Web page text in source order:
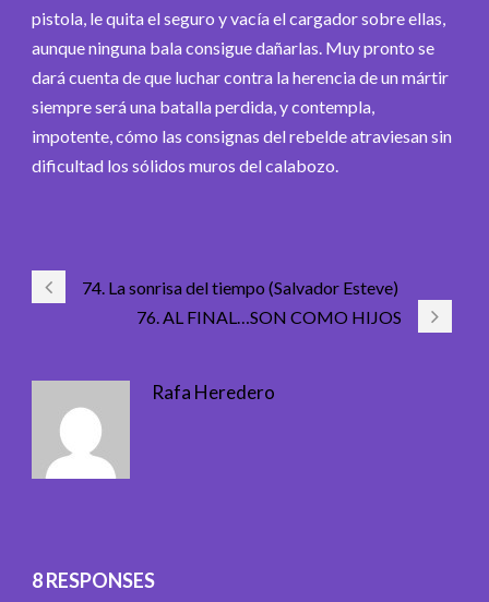
pistola, le quita el seguro y vacía el cargador sobre ellas,
aunque ninguna bala consigue dañarlas. Muy pronto se
dará cuenta de que luchar contra la herencia de un mártir
siempre será una batalla perdida, y contempla,
impotente, cómo las consignas del rebelde atraviesan sin
dificultad los sólidos muros del calabozo.
74. La sonrisa del tiempo (Salvador Esteve)
76. AL FINAL…SON COMO HIJOS
Rafa Heredero
8 RESPONSES